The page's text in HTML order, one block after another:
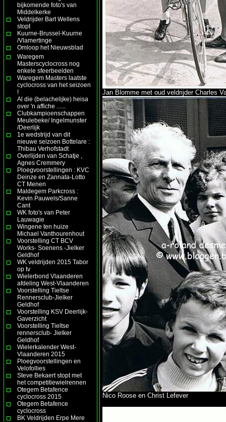
bijkomende foto's van
Middelkerke
Veldrijder Bart Wellens
stopt
Kuurne-Brussel-Kuurne
/Vlamertinge
Omloop het Nieuwsblad
Waregem
Masterscyclocross nog
enkele sfeerbeelden
Waregem Masters laatste
cyclocross van het seizoen
!
Al die (belachelijke) heisa
over 'n affiche ......
Clubkampioenschappen
Meulebeke/ Ingelmunster
/Deerlijk
1e wedstrijd van dit
nieuwe seizoen Bottelare :
Thibau Verhofstadt
Overlijden van Schatje ,
Agnes Cremmery
Ploegvoorstellingen : KVC
Deinze en Zannata-Lotto
CT Menen
Maldegem Parkcross :
Kevin Pauwels/Sanne
Cant
WK foto's van Peter
Lauwagie
Wingene ten huize
Michael Vanthourenhout
Voorstelling CT BCV
Works- Soenens -Jielker
Geldhof
WK veldrijden 2015 Tabor
op tv
Wielerbond Vlaanderen
afdeling West-Vlaanderen
Voorstelling Tieltse
Rennersclub-Jielker
Geldhof
Voorstelling KSV Deerlijk-
Gaverzicht
Voorstelling Tieltse
rennersclub- Jielker
Geldhof
Wielerkalender West-
Vlaanderen 2015
Ploegvoorstellingen en
Velofollies
Steve Bekaert stopt met
het competitiewielrennen
Otegem Betafence
cyclocross 2015
Otegem Betafence
cyclocross
BK Veldrijden Erpe Mere
Jan Blomme met oud veldrijder Charles
Nico Roose en Christ Lefever